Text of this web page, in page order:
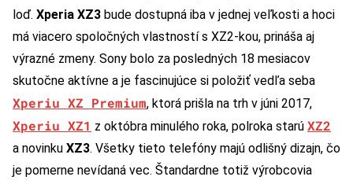
loď. Xperia XZ3 bude dostupná iba v jednej veľkosti a hoci
má viacero spoločných vlastností s XZ2-kou, prináša aj
výrazné zmeny. Sony bolo za posledných 18 mesiacov
skutočne aktívne a je fascinujúce si položiť vedľa seba
Xperiu XZ Premium, ktorá prišla na trh v júni 2017,
Xperiu XZ1 z októbra minulého roka, polroka starú XZ2
a novinku XZ3. Všetky tieto telefóny majú odlišný dizajn, čo
je pomerne nevídaná vec. Štandardne totiž výrobcovia